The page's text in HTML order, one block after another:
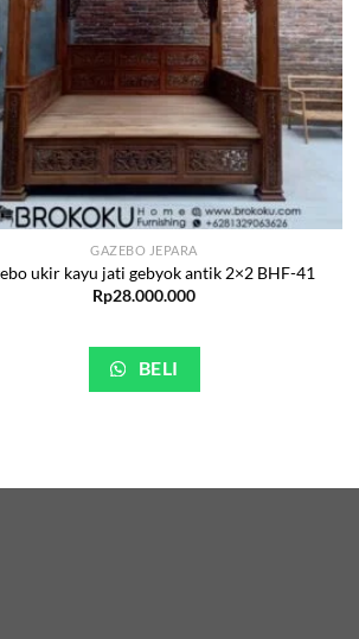
GAZEBO JEPARA
ukir kayu jati gebyok antik 2×2 BHF-41
Rp28.000.000
BELI